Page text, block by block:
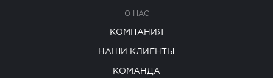
О НАС
КОМПАНИЯ
НАШИ КЛИЕНТЫ
КОМАНДА